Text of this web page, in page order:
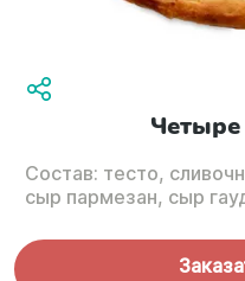
Состав: тесто,
сыр пармезан, сыр